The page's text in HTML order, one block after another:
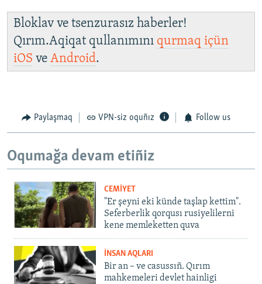
Bloklav ve tsenzurasız haberler!
Qırım.Aqiqat qullanımını qurmaq içün
iOS ve Android.
Paylaşmaq VPN-siz oquñız Follow us
Oqumağa devam etiñiz
CEMİYET
"Er şeyni eki künde taşlap kettim".
Seferberlik qorqusı rusiyelilerni
kene memleketten quva
İNSAN AQLARI
Bir an – ve casussıñ. Qırım
mahkemeleri devlet hainligi